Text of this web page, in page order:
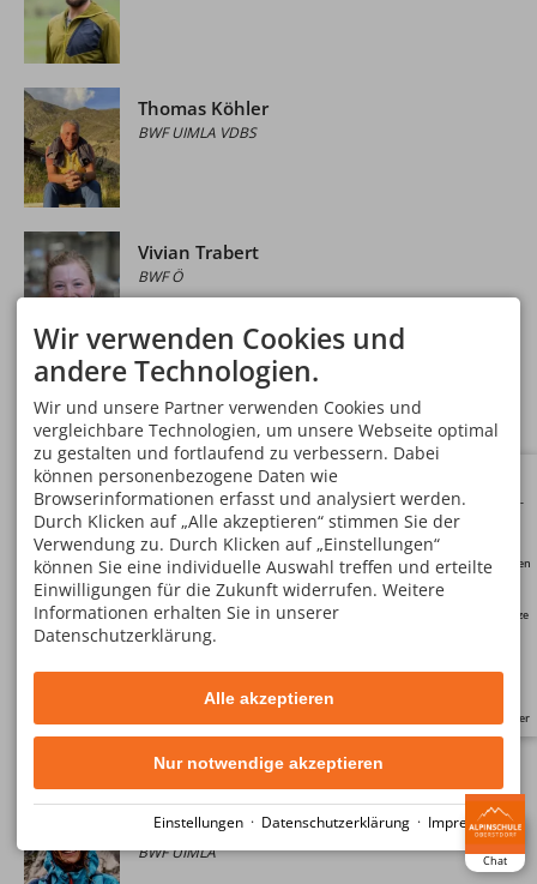
Thomas Köhler
BWF UIMLA VDBS
Vivian Trabert
BWF Ö
Staatl. gepr. Berg- und Skiführer
Benedikt Kolkmann
BWF UIMLA VDBS
BWF UIMLA
Hanna Hörmann
BWF UIMLA
Kunden-
Neutouren
Restplätze
Newsletter
Chat
Wir verwenden Cookies und
andere Technologien.
Wir und unsere Partner verwenden Cookies und
vergleichbare Technologien, um unsere Webseite optimal
zu gestalten und fortlaufend zu verbessern. Dabei
können personenbezogene Daten wie
Browserinformationen erfasst und analysiert werden.
Durch Klicken auf „Alle akzeptieren“ stimmen Sie der
Verwendung zu. Durch Klicken auf „Einstellungen“
können Sie eine individuelle Auswahl treffen und erteilte
Einwilligungen für die Zukunft widerrufen. Weitere
Informationen erhalten Sie in unserer
Datenschutzerklärung.
Alle akzeptieren
Nur notwendige akzeptieren
Einstellungen · Datenschutzerklärung · Impressum